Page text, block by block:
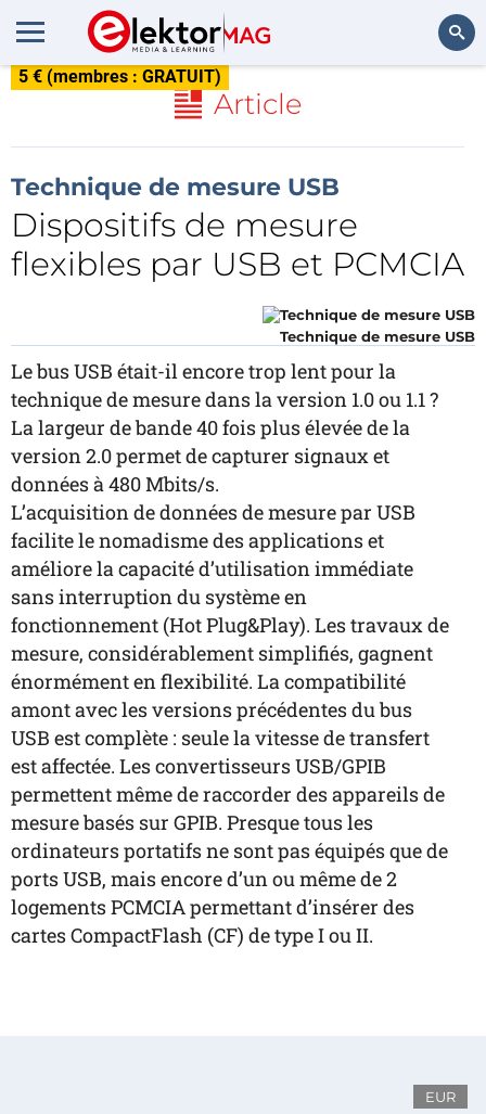
5 € (membres : GRATUIT)
Article
Technique de mesure USB
Dispositifs de mesure
flexibles par USB et PCMCIA
Technique de mesure USB
Le bus USB était-il encore trop lent pour la
technique de mesure dans la version 1.0 ou 1.1 ?
La largeur de bande 40 fois plus élevée de la
version 2.0 permet de capturer signaux et
données à 480 Mbits/s.
L’acquisition de données de mesure par USB
facilite le nomadisme des applications et
améliore la capacité d’utilisation immédiate
sans interruption du système en
fonctionnement (Hot Plug&Play). Les travaux de
mesure, considérablement simplifiés, gagnent
énormément en flexibilité. La compatibilité
amont avec les versions précédentes du bus
USB est complète : seule la vitesse de transfert
est affectée. Les convertisseurs USB/GPIB
permettent même de raccorder des appareils de
mesure basés sur GPIB. Presque tous les
ordinateurs portatifs ne sont pas équipés que de
ports USB, mais encore d’un ou même de 2
logements PCMCIA permettant d’insérer des
cartes CompactFlash (CF) de type I ou II.
EUR